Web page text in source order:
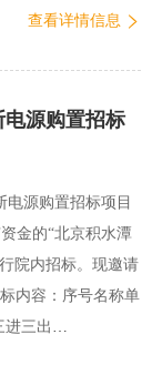
作任务包括：通过
）预算业务控制。
内部管理制度；
等部门或岗位的
行分析机制等。
建立健全票据管理
购业务控制…
查看详情信息
源购置招标
源购置招标项目
金的“北京积水潭
院内招标。现邀请
内容：序号名称单
进三出